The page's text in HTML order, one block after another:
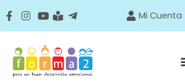
Mi Cuenta